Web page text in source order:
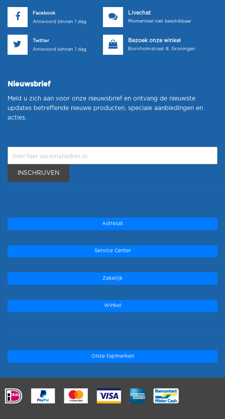
Facebook
Antwoord binnen 1 dag
Livechat
Momenteel niet beschikbaar
Twitter
Antwoord binnen 1 dag
Bezoek onze winkel
Bornholmstraat 8, Groningen
Nieuwsbrief
Meld u zich aan voor onze nieuwsbrief en ontvang de nieuwste
updates betreffende nieuwe producten, speciale aanbiedingen en
acties.
INSCHRIJVEN
Astrasat
Service Center
Zakelijk
Winkel
Onze topmerken
.